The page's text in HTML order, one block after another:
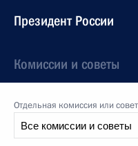
Президент России
Комиссии и советы
Отдельная комиссия или совет